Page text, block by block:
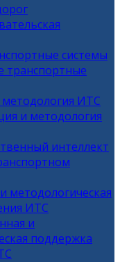
системы
транспортные
ИТС
и методология
интеллект
ИТС
и
поддержка